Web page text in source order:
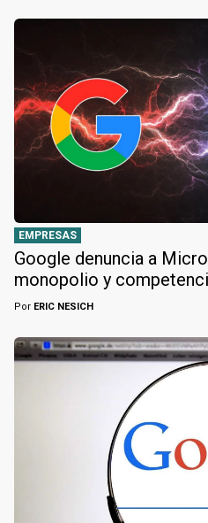
EMPRESAS
Google denuncia a
monopolio y
Por ERIC NESICH